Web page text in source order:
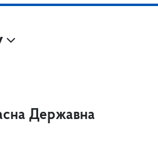
Державна